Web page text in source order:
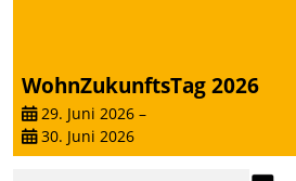
– und beschleunigt damit
den Weg vom
Mieteranliegen zum
WohnZukunftsTag 2026
29. Juni 2026 –
30. Juni 2026